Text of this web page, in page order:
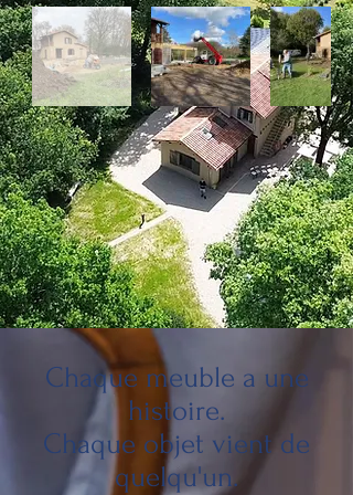
Chaque meuble a une
histoire.
Chaque objet vient de
quelqu'un.